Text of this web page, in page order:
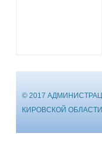
© 2017
КИРОВСКОЙ ОБЛАСТИ